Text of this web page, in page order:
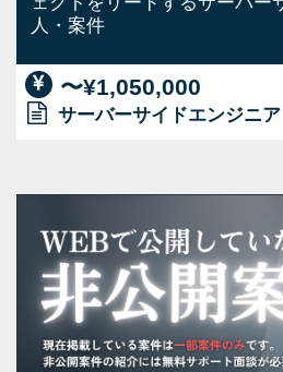
人・案件
〜¥1,050,000
サーバーサイドエンジニア